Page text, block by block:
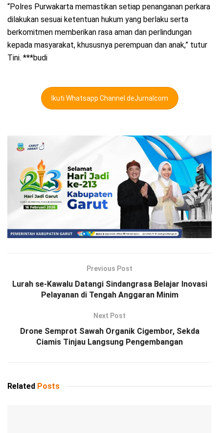
“Polres Purwakarta memastikan setiap penanganan perkara
dilakukan sesuai ketentuan hukum yang berlaku serta
berkomitmen memberikan rasa aman dan perlindungan
kepada masyarakat, khususnya perempuan dan anak,” tutur
Tini. ***budi
Ikuti Whatsapp Channel deJurnalcom
Previous Post
Lurah se-Kawalu Datangi Sindangrasa Belajar Inovasi
Pelayanan di Tengah Anggaran Minim
Next Post
Drone Semprot Sawah Organik Cigembor, Sekda
Ciamis Tinjau Langsung Pengembangan
Related Posts